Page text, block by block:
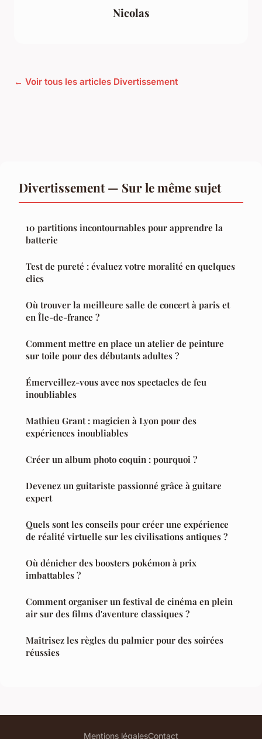
Nicolas
← Voir tous les articles Divertissement
Divertissement — Sur le même sujet
10 partitions incontournables pour apprendre la
batterie
Test de pureté : évaluez votre moralité en quelques
clics
Où trouver la meilleure salle de concert à paris et
en Île-de-france ?
Comment mettre en place un atelier de peinture
sur toile pour des débutants adultes ?
Émerveillez-vous avec nos spectacles de feu
inoubliables
Mathieu Grant : magicien à Lyon pour des
expériences inoubliables
Créer un album photo coquin : pourquoi ?
Devenez un guitariste passionné grâce à guitare
expert
Quels sont les conseils pour créer une expérience
de réalité virtuelle sur les civilisations antiques ?
Où dénicher des boosters pokémon à prix
imbattables ?
Comment organiser un festival de cinéma en plein
air sur des films d'aventure classiques ?
Maîtrisez les règles du palmier pour des soirées
réussies
Mentions légalesContact